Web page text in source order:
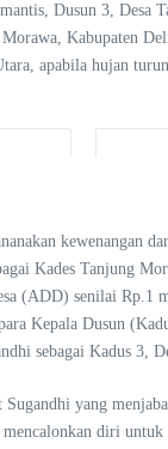
Dusun 3, Desa
Kabupaten
apabila hujan
kewenangan
Kades Tanjung
(ADD) senilai Rp.1
Kepala Dusun
sebagai Kadus 3,
yang
diri untuk